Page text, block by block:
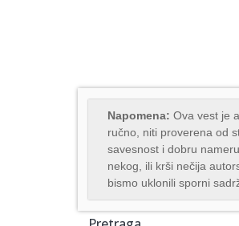
Napomena: Ova vest je
ručno, niti proverena od
savesnost i dobru
nekog, ili krši nečija
bismo uklonili sporni